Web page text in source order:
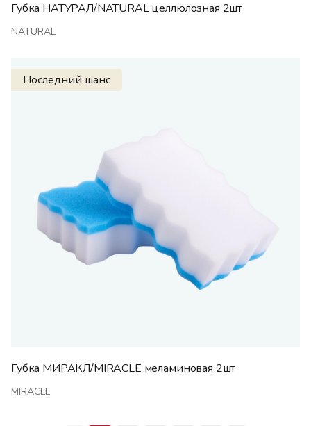
Губка НАТУРАЛ/NATURAL целлюлозная 2шт
NATURAL
Последний шанс
Губка МИРАКЛ/MIRACLE меламиновая 2шт
MIRACLE